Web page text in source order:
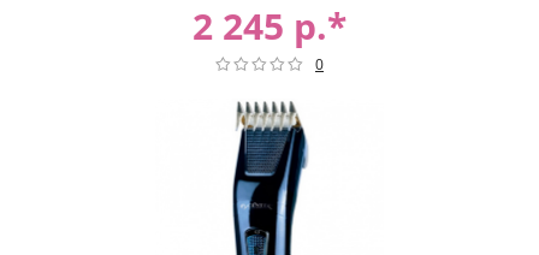
2 245 р.*
0